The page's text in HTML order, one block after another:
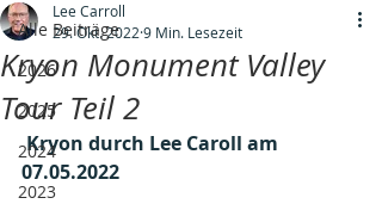
Alle Beiträge
2026
2025
2024
2023
Kryon Monument Valley
Tour Teil 2
Lee Carroll
29. Okt. 2022 9 Min. Lesezeit
Kryon durch Lee Caroll am
07.05.2022